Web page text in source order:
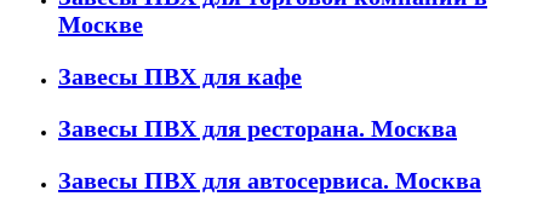
Москве
Завесы ПВХ для кафе
Завесы ПВХ для ресторана. Москва
Завесы ПВХ для автосервиса. Москва